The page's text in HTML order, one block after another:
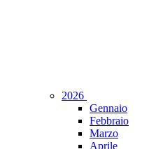
2026
Gennaio
Febbraio
Marzo
Aprile